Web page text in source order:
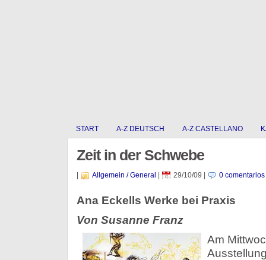
START A-Z DEUTSCH A-Z CASTELLANO
Zeit in der Schwebe
Allgemein / General 29/10/09 0 comentarios
Ana Eckells Werke bei Praxis
Von Susanne Franz
Am